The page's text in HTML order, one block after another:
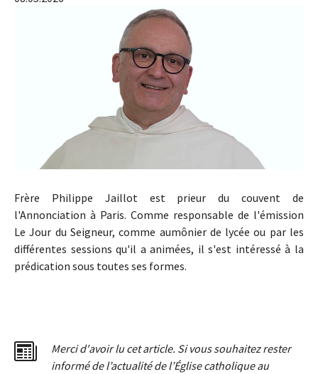
Frère Philippe Jaillot est prieur du couvent de
l'Annonciation à Paris. Comme responsable de l'émission
Le Jour du Seigneur, comme aumônier de lycée ou par les
différentes sessions qu'il a animées, il s'est intéressé à la
prédication sous toutes ses formes.
Merci d'avoir lu cet article. Si vous souhaitez rester
informé de l’actualité de l’Église catholique au